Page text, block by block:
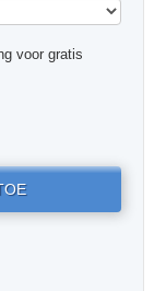
voor gratis